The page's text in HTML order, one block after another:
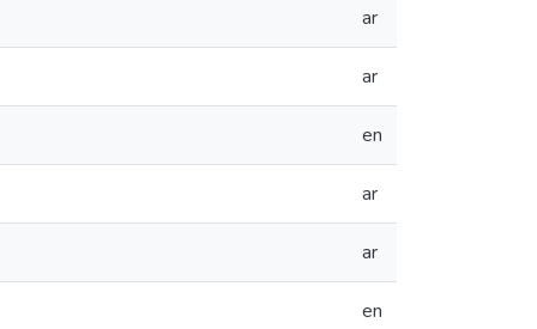
ar
ar
en
ar
ar
en